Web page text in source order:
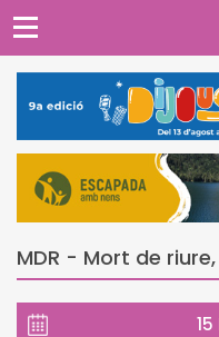
MDR - Mort de